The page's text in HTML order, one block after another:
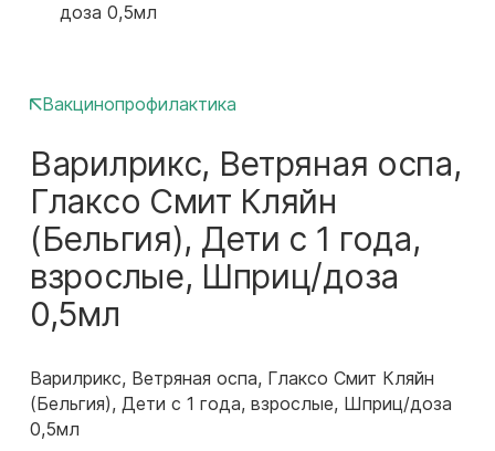
доза 0,5мл
Вакцинопрофилактика
Варилрикс, Ветряная оспа,
Глаксо Смит Кляйн
(Бельгия), Дети с 1 года,
взрослые, Шприц/доза
0,5мл
Варилрикс, Ветряная оспа, Глаксо Смит Кляйн
(Бельгия), Дети с 1 года, взрослые, Шприц/доза
0,5мл